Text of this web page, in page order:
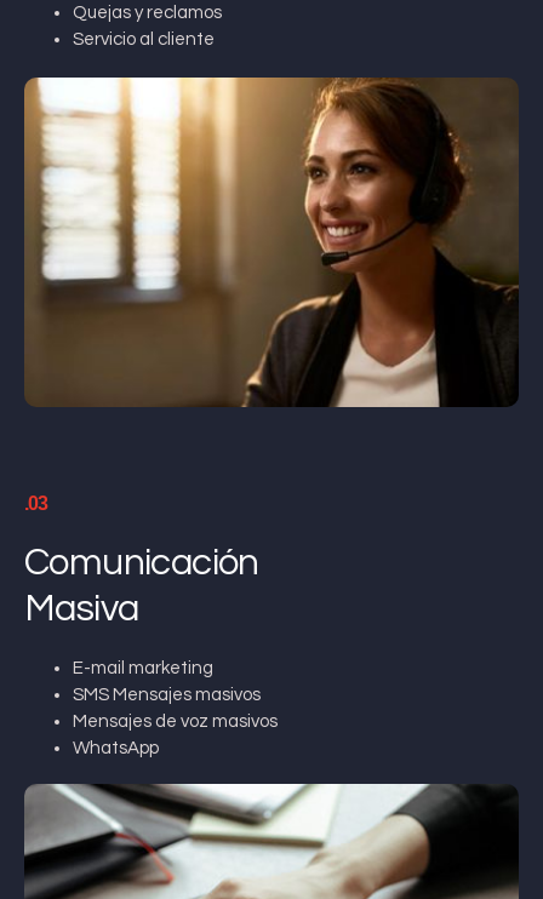
Quejas y reclamos
Servicio al cliente
.03
Comunicación
Masiva
E-mail marketing
SMS Mensajes masivos
Mensajes de voz masivos
WhatsApp